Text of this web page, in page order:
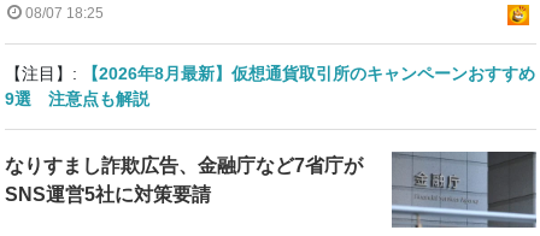
08/07 18:25
【注目】:
【2026年8月最新】仮想通貨取引所のキャンペーンおすすめ
9選 注意点も解説
なりすまし詐欺広告、金融庁など7省庁が
SNS運営5社に対策要請